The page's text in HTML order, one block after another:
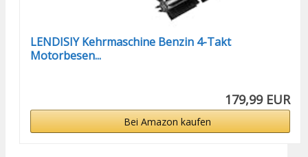
LENDISIY Kehrmaschine Benzin 4-Takt
Motorbesen...
179,99 EUR
Bei Amazon kaufen